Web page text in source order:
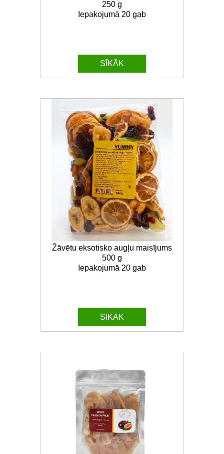
250 g
Iepakojumā 20 gab
SĪKĀK
Žāvētu eksotisko augļu maisījums
500 g
Iepakojumā 20 gab
SĪKĀK